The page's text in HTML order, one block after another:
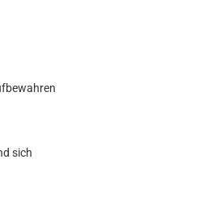
sich